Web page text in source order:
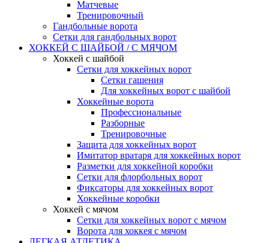
Матчевые
Тренировочный
Гандбольные ворота
Сетки для гандбольных ворот
ХОККЕЙ С ШАЙБОЙ / С МЯЧОМ
Хоккей с шайбой
Сетки для хоккейных ворот
Сетки гашения
Для хоккейных ворот с шайбой
Хоккейные ворота
Профессиональные
Разборные
Тренировочные
Защита для хоккейных ворот
Имитатор вратаря для хоккейных ворот
Разметки для хоккейной коробки
Сетки для флорбольных ворот
Фиксаторы для хоккейных ворот
Хоккейные коробки
Хоккей с мячом
Сетки для хоккейных ворот с мячом
Ворота для хоккея с мячом